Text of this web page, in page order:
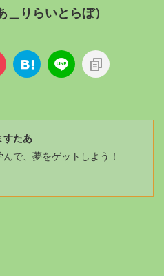
＿りらいとらぼ）
すたあ
で、夢をゲットしよう！